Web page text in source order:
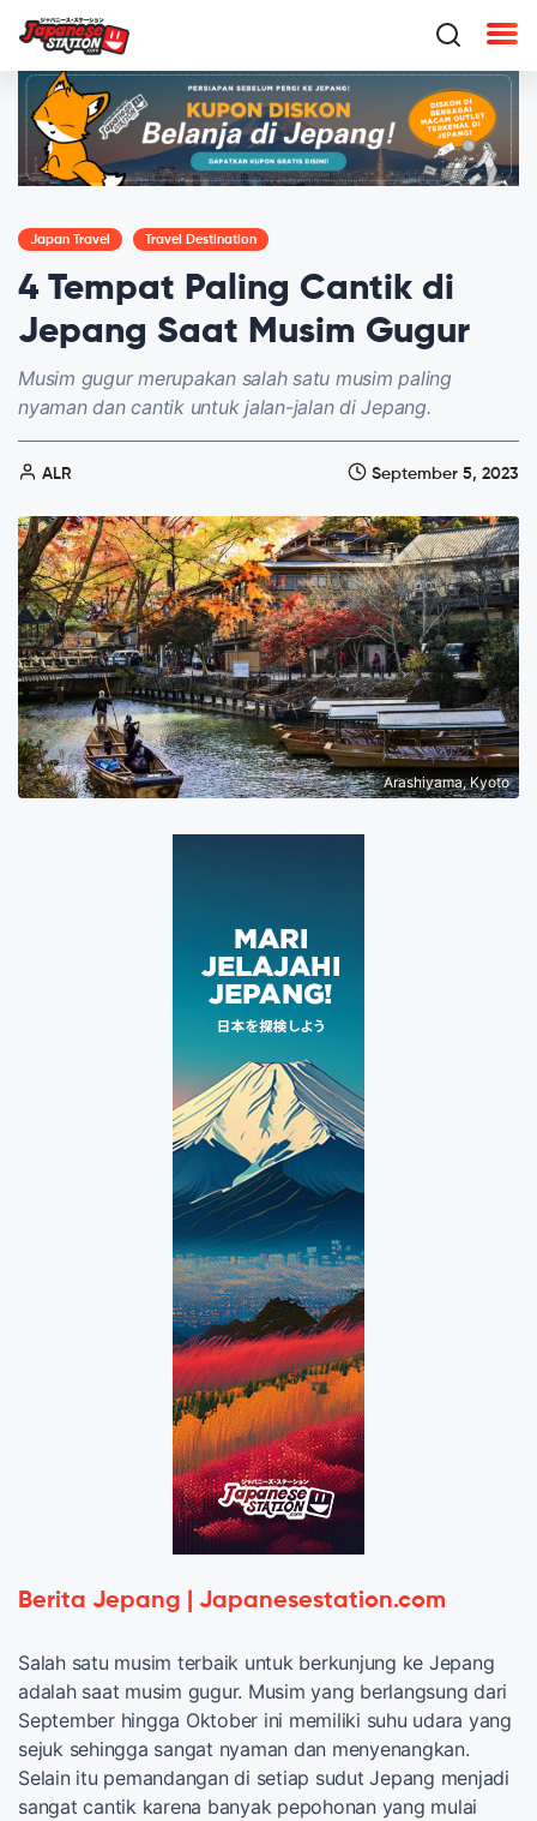
Japan Travel Travel Destination
4 Tempat Paling Cantik di
Jepang Saat Musim Gugur
Musim gugur merupakan salah satu musim paling
nyaman dan cantik untuk jalan-jalan di Jepang.
ALR September 5, 2023
Arashiyama, Kyoto
Berita Jepang | Japanesestation.com
Salah satu musim terbaik untuk berkunjung ke Jepang
adalah saat musim gugur. Musim yang berlangsung dari
September hingga Oktober ini memiliki suhu udara yang
sejuk sehingga sangat nyaman dan menyenangkan.
Selain itu pemandangan di setiap sudut Jepang menjadi
sangat cantik karena banyak pepohonan yang mulai